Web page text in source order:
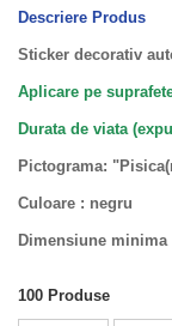
Descriere Produs
Sticker decorativ
Aplicare pe
Durata de viata (
Pictograma:
Culoare : negru
Dimensiune minima
100 Produse